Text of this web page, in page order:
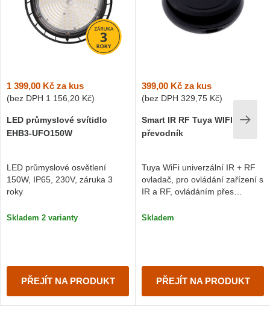
1 399,00 Kč za kus
(bez DPH 1 156,20 Kč)
LED průmyslové svítidlo
EHB3-UFO150W
LED průmyslové osvětlení
150W, IP65, 230V, záruka 3
roky
Skladem 2 varianty
PŘEJÍT NA PRODUKT
399,00 Kč za kus
(bez DPH 329,75 Kč)
Smart IR RF Tuya WIFI
převodník
Tuya WiFi univerzální IR + RF
ovladač, pro ovládání zařízení s
IR a RF, ovládáním přes
Skladem
PŘEJÍT NA PRODUKT